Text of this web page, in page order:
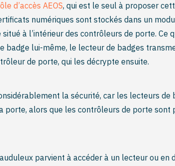
d’accès AEOS, qui est le seul à proposer
numériques sont stockés dans un
à l’intérieur des contrôleurs de porte. Ce
badge lui-même, le lecteur de badges
de porte, qui les décrypte ensuite.
la sécurité, car les lecteurs de
porte, alors que les contrôleurs de porte sont
parvient à accéder à un lecteur ou en